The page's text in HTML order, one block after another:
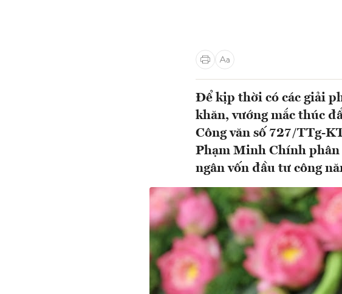
Để kịp thời có các giải
khăn, vướng mắc thúc
Công văn số 727/TTg-
Phạm Minh Chính phân
ngân vốn đầu tư công